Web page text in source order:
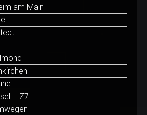
am Main
– Z7